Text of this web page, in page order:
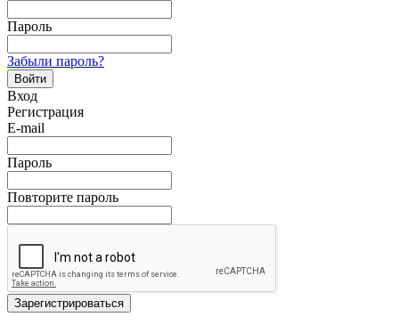
Пароль
Забыли пароль?
Войти
Вход
Регистрация
E-mail
Пароль
Повторите пароль
Зарегистрироваться